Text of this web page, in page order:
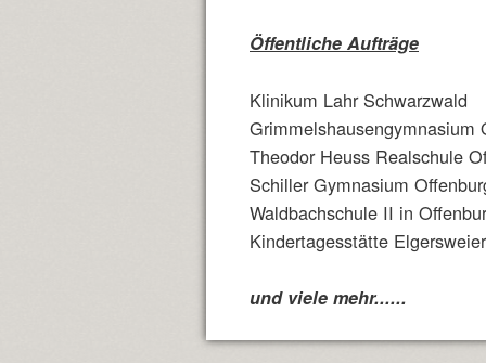
Öffentliche Aufträge
Klinikum Lahr Schwarzwald
Grimmelshausengymnasium
Theodor Heuss Realschule
Schiller Gymnasium
Waldbachschule II in
Kindertagesstätte Elgersweier
und viele mehr......